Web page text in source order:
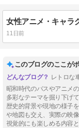
女性アニメ・キャラ
11日前
このブログのここが
レトロな
昭和時代のバスやアニメ
多彩なテーマを掘り下げ
歴史的背景や現地の様子
や地図も交え、実際の映
視覚的にも楽しめる内容と